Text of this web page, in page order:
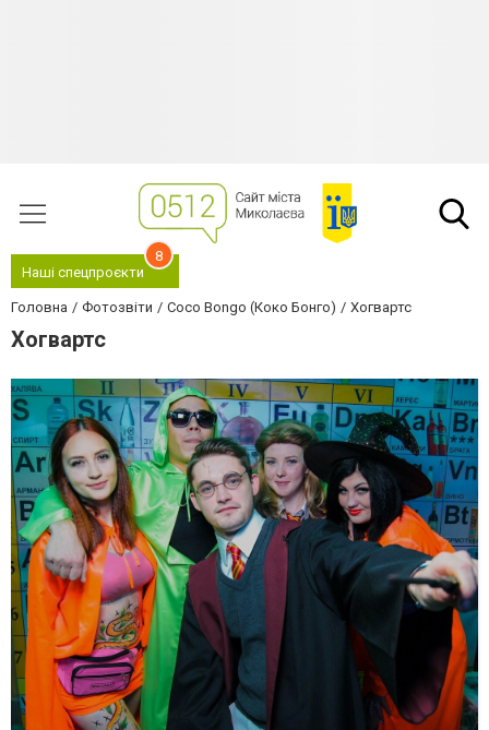
Наші спецпроєкти
8
Головна Фотозвіти Coco Bongo (Коко Бонго) Хогвартс
Хогвартс